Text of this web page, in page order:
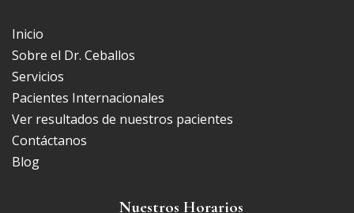
Inicio
Sobre el Dr. Ceballos
Servicios
Pacientes Internacionales
Ver resultados de nuestros pacientes
Contáctanos
Blog
Nuestros Horarios